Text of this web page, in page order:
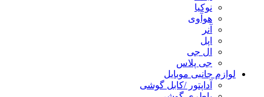
نوکیا
هوآوی
آنر
اپل
ال جی
جی پلاس
لوازم جانبی موبایل
آداپتور /کابل گوشی